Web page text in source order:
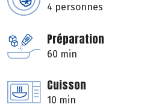
4 personnes
Préparation
60 min
Cuisson
10 min